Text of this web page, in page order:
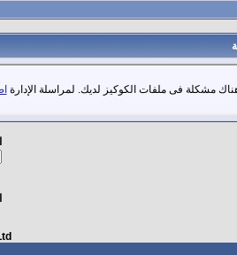
مشكلة فى ملفات الكوكيز لديك. لمراسلة الإدارة